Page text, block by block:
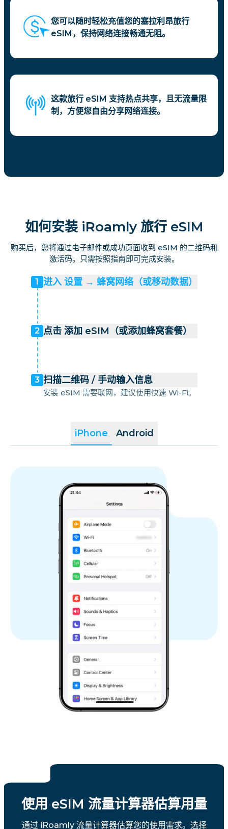
您可以随时轻松充值您的塞拉利昂旅行
eSIM，保持网络连接畅通无阻。
这款旅行 eSIM 支持热点共享，且无流量限
制，方便您自由分享网络连接。
如何安装 iRoamly 旅行 eSIM
购买后，您将通过电子邮件或成功页面收到 eSIM 的二维码和
激活码。只需按照指南即可完成安装。
iPhone Android
1 进入 设置 → 蜂窝网络（或移动数据）
2 点击 添加 eSIM（或添加蜂窝套餐）
3 扫描二维码 / 手动输入信息
安装 eSIM 需要联网，建议使用快速 Wi-Fi。
使用 eSIM 流量计算器估算用量
通过 iRoamly 流量计算器估算您的使用需求。选择